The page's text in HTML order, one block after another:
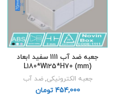
جعبه ضد آب 1111 سفید ابعاد
L180*W125*H70 (mm)
جعبه الکترونیکی,ضد آب
تومان